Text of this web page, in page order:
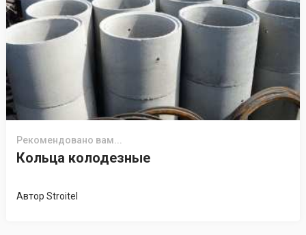
Рекомендовано вам...
Кольца колодезные
Автор Stroitel